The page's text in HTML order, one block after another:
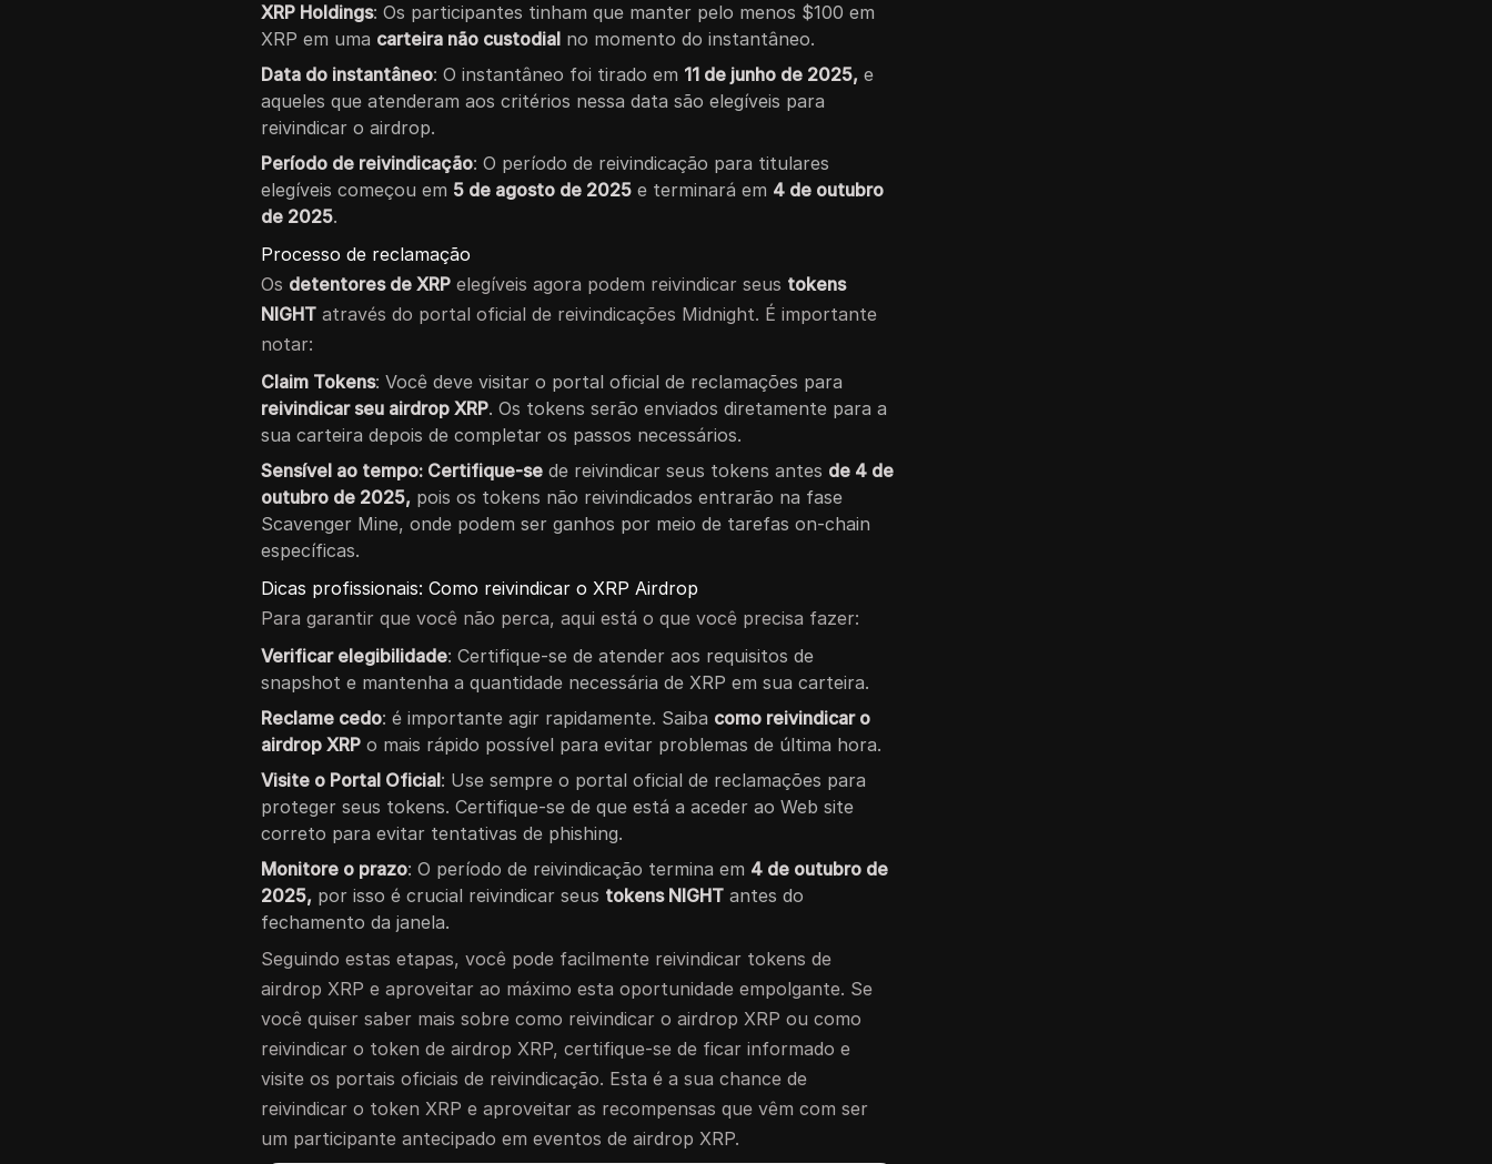
XRP Holdings: Os participantes tinham que manter pelo menos $100 em
XRP em uma carteira não custodial no momento do instantâneo.
Data do instantâneo: O instantâneo foi tirado em 11 de junho de 2025, e
aqueles que atenderam aos critérios nessa data são elegíveis para
reivindicar o airdrop.
Período de reivindicação: O período de reivindicação para titulares
elegíveis começou em 5 de agosto de 2025 e terminará em 4 de outubro
de 2025.
Processo de reclamação
Os detentores de XRP elegíveis agora podem reivindicar seus tokens
NIGHT através do portal oficial de reivindicações Midnight. É importante
notar:
Claim Tokens: Você deve visitar o portal oficial de reclamações para
reivindicar seu airdrop XRP. Os tokens serão enviados diretamente para a
sua carteira depois de completar os passos necessários.
Sensível ao tempo: Certifique-se de reivindicar seus tokens antes de 4 de
outubro de 2025, pois os tokens não reivindicados entrarão na fase
Scavenger Mine, onde podem ser ganhos por meio de tarefas on-chain
específicas.
Dicas profissionais: Como reivindicar o XRP Airdrop
Para garantir que você não perca, aqui está o que você precisa fazer:
Verificar elegibilidade: Certifique-se de atender aos requisitos de
snapshot e mantenha a quantidade necessária de XRP em sua carteira.
Reclame cedo: é importante agir rapidamente. Saiba como reivindicar o
airdrop XRP o mais rápido possível para evitar problemas de última hora.
Visite o Portal Oficial: Use sempre o portal oficial de reclamações para
proteger seus tokens. Certifique-se de que está a aceder ao Web site
correto para evitar tentativas de phishing.
Monitore o prazo: O período de reivindicação termina em 4 de outubro de
2025, por isso é crucial reivindicar seus tokens NIGHT antes do
fechamento da janela.
Seguindo estas etapas, você pode facilmente reivindicar tokens de
airdrop XRP e aproveitar ao máximo esta oportunidade empolgante. Se
você quiser saber mais sobre como reivindicar o airdrop XRP ou como
reivindicar o token de airdrop XRP, certifique-se de ficar informado e
visite os portais oficiais de reivindicação. Esta é a sua chance de
reivindicar o token XRP e aproveitar as recompensas que vêm com ser
um participante antecipado em eventos de airdrop XRP.